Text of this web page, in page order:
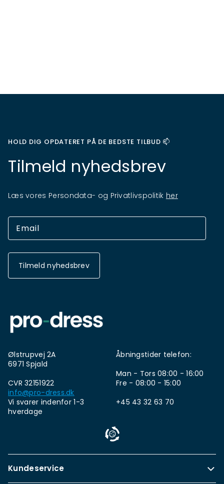
HOLD DIG OPDATERET PÅ DE BEDSTE TILBUD 📫
Tilmeld nyhedsbrev
Læs vores Persondata- og Privatlivspolitik her
Tilmeld nyhedsbrev
Ølstrupvej 2A
6971 Spjald
CVR 32151922
info@pro-dress.dk
Vi svarer indenfor 1-3
hverdage
Åbningstider telefon:
Man - Tors 08:00 - 16:00
Fre - 08:00 - 15:00
+45 43 32 63 70
Kundeservice